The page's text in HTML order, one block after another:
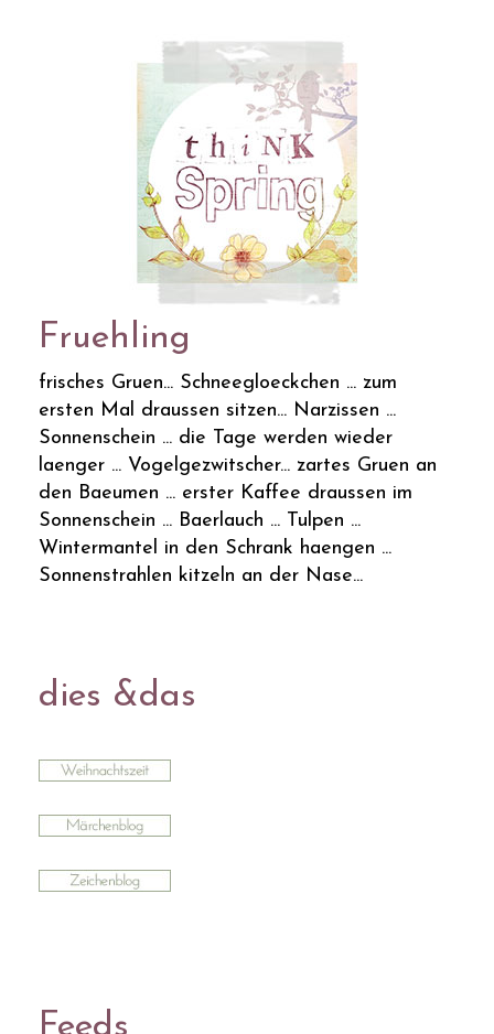
Fruehling
frisches Gruen... Schneegloeckchen ... zum
ersten Mal draussen sitzen... Narzissen ...
Sonnenschein ... die Tage werden wieder
laenger ... Vogelgezwitscher... zartes Gruen an
den Baeumen ... erster Kaffee draussen im
Sonnenschein ... Baerlauch ... Tulpen ...
Wintermantel in den Schrank haengen ...
Sonnenstrahlen kitzeln an der Nase...
dies &das